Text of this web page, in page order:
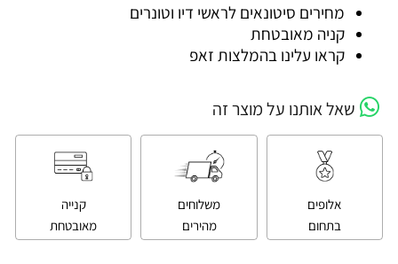
מחירים סיטונאים לראשי דיו וטונרים
קניה מאובטחת
קראו עלינו בהמלצות זאפ
שאל אותנו על מוצר זה
אלופים
בתחום
משלוחים
מהירים
קנייה
מאובטחת